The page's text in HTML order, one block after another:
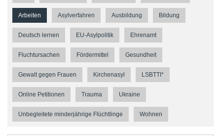
Arbeiten Asylverfahren Ausbildung Bildung
Deutsch lernen EU-Asylpolitik Ehrenamt
Fluchtursachen Fördermittel Gesundheit
Gewalt gegen Frauen Kirchenasyl LSBTTI*
Online Petitionen Trauma Ukraine
Unbegleitete minderjährige Flüchtlinge Wohnen